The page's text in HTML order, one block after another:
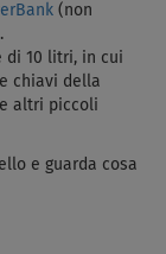
(non
di 10 litri, in cui
chiavi della
altri piccoli
e guarda cosa